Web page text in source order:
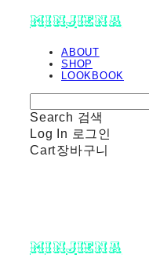
minjiena
ABOUT
SHOP
LOOKBOOK
Search 검색
Log In 로그인
Cart장바구니
minjiena